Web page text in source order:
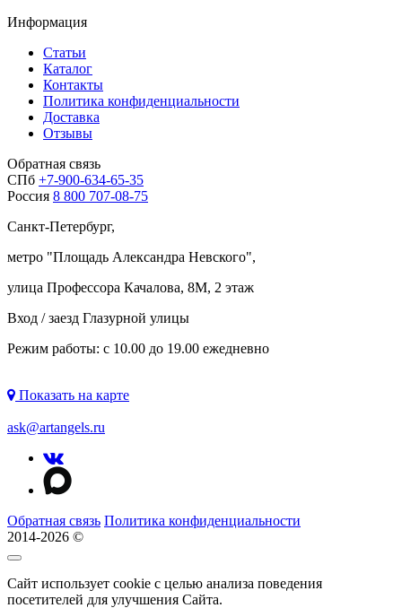
Информация
Статьи
Каталог
Контакты
Политика конфиденциальности
Доставка
Отзывы
Обратная связь
СПб +7-900-634-65-35
Россия 8 800 707-08-75
Санкт-Петербург,
метро "Площадь Александра Невского",
улица Профессора Качалова, 8М, 2 этаж
Вход / заезд Глазурной улицы
Режим работы: с 10.00 до 19.00 ежедневно
Показать на карте
ask@artangels.ru
Обратная связь Политика конфиденциальности
2014-2026 ©
Сайт использует cookie с целью анализа поведения
посетителей для улучшения Сайта.